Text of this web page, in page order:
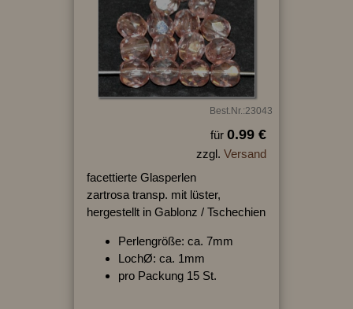
Best.Nr.:23043
für 0.99 €
zzgl. Versand
facettierte Glasperlen
zartrosa transp. mit lüster,
hergestellt in Gablonz / Tschechien
Perlengröße: ca. 7mm
LochØ: ca. 1mm
pro Packung 15 St.